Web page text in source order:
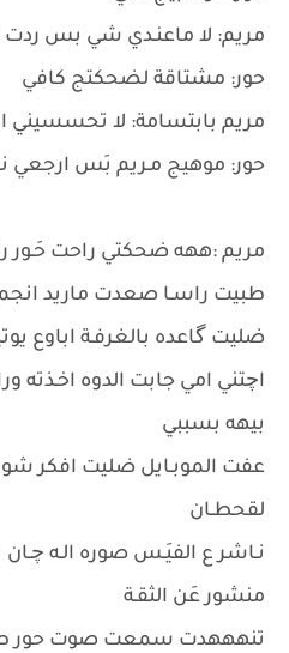
مريم: لا ماعنـدي شي بس
حور: مشتاقة لضحكتج كافي
مريم بابتسامة: لا تحسسيني
حور: موهيج مـريم بَس ارجعي
مريم :ههه ضحكتي راحت حَـور
طبيت راسـا صعدت ماريد
ضليت گاعده بالغرفـة اباوع
اچتني امي جابت الدوه اخـذته
بيهه بسببي
عفت الموبـايل ضليت افكر
لقحطـان
نـاشر ع الفيَـس صوره الـه
منشور عَن الثقـة
تنهههدت سمعت صوت حور